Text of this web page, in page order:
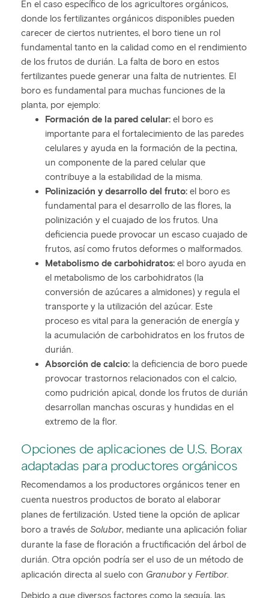
En el caso específico de los agricultores orgánicos,
donde los fertilizantes orgánicos disponibles pueden
carecer de ciertos nutrientes, el boro tiene un rol
fundamental tanto en la calidad como en el rendimiento
de los frutos de durián. La falta de boro en estos
fertilizantes puede generar una falta de nutrientes. El
boro es fundamental para muchas funciones de la
planta, por ejemplo:
Formación de la pared celular: el boro es
importante para el fortalecimiento de las paredes
celulares y ayuda en la formación de la pectina,
un componente de la pared celular que
contribuye a la estabilidad de la misma.
Polinización y desarrollo del fruto: el boro es
fundamental para el desarrollo de las flores, la
polinización y el cuajado de los frutos. Una
deficiencia puede provocar un escaso cuajado de
frutos, así como frutos deformes o malformados.
Metabolismo de carbohidratos: el boro ayuda en
el metabolismo de los carbohidratos (la
conversión de azúcares a almidones) y regula el
transporte y la utilización del azúcar. Este
proceso es vital para la generación de energía y
la acumulación de carbohidratos en los frutos de
durián.
Absorción de calcio: la deficiencia de boro puede
provocar trastornos relacionados con el calcio,
como pudrición apical, donde los frutos de durián
desarrollan manchas oscuras y hundidas en el
extremo de la flor.
Opciones de aplicaciones de U.S. Borax
adaptadas para productores orgánicos
Recomendamos a los productores orgánicos tener en
cuenta nuestros productos de borato al elaborar
planes de fertilización. Usted tiene la opción de aplicar
boro a través de Solubor, mediante una aplicación foliar
durante la fase de floración a fructificación del árbol de
durián. Otra opción podría ser el uso de un método de
aplicación directa al suelo con Granubory Fertibor.
Debido a que diversos factores como la sequía, las